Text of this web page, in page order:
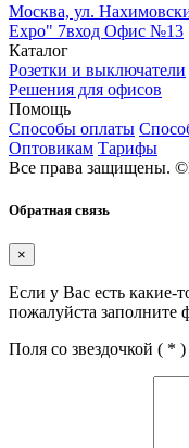
Москва, ул.
Expo" 7вход Офис №13
Каталог
Розетки и выключатели
Решения для офисов
Помощь
Способы оплаты
Оптовикам Тарифы
Все права защищены. ©
Обратная связь
×
Если у Вас есть
пожалуйста заполните
Поля со звездочкой ( * )